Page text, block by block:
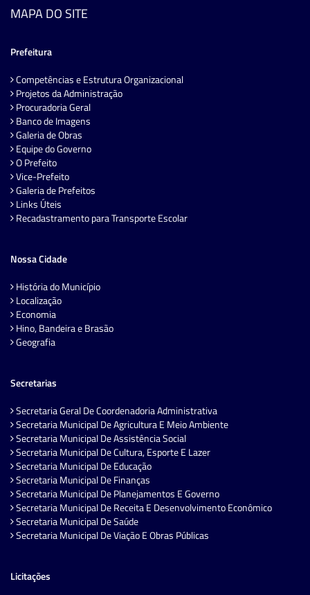
MAPA DO SITE
Prefeitura
Competências e Estrutura Organizacional
Projetos da Administração
Procuradoria Geral
Banco de Imagens
Galeria de Obras
Equipe do Governo
O Prefeito
Vice-Prefeito
Galeria de Prefeitos
Links Úteis
Recadastramento para Transporte Escolar
Nossa Cidade
História do Município
Localização
Economia
Hino, Bandeira e Brasão
Geografia
Secretarias
Secretaria Geral De Coordenadoria Administrativa
Secretaria Municipal De Agricultura E Meio Ambiente
Secretaria Municipal De Assistência Social
Secretaria Municipal De Cultura, Esporte E Lazer
Secretaria Municipal De Educação
Secretaria Municipal De Finanças
Secretaria Municipal De Planejamentos E Governo
Secretaria Municipal De Receita E Desenvolvimento Econômico
Secretaria Municipal De Saúde
Secretaria Municipal De Viação E Obras Públicas
Licitações